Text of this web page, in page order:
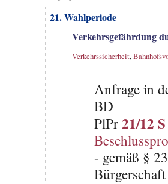
21. Wahlperiode
Verkehrsgefährdung
Verkehrssicherheit,
Anfrage in
BD
PlPr21/12 S
- gemäß §